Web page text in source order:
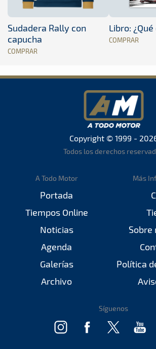
Sudadera Rally con
capucha
COMPRAR
Libro:
COMPRAR
Copyright © 1999 -
Todos los derechos
A Todo Motor
Portada
Tiempos Online
Noticias
Agenda
Galerías
Archivo
Más
Sobre
Política
Síguenos